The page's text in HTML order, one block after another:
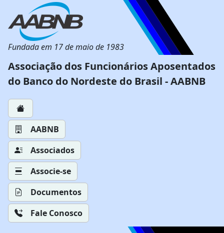
Fundada em 17 de maio de 1983
Associação dos Funcionários Aposentados
do Banco do Nordeste do Brasil - AABNB
AABNB
Associados
Associe-se
Documentos
Fale Conosco